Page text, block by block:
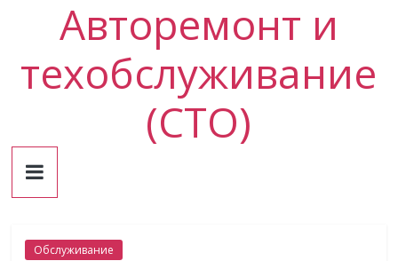
Авторемонт и
техобслуживание
(СТО)
Обслуживание